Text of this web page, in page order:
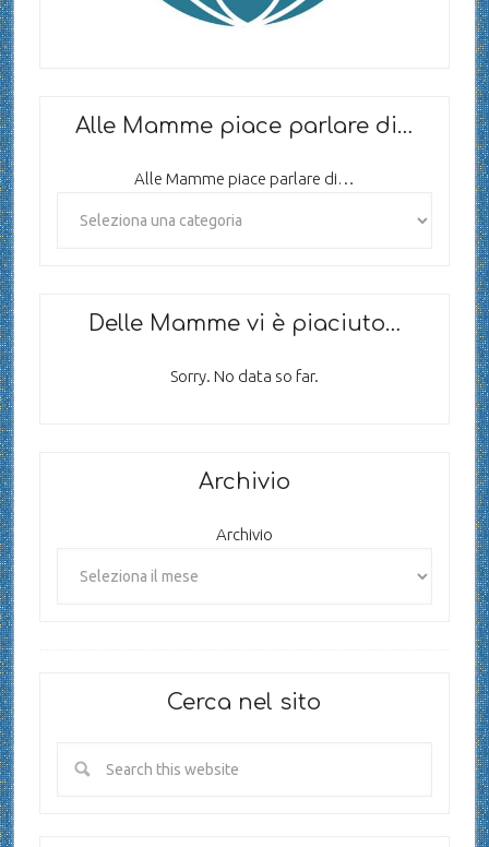
Alle Mamme piace parlare di…
Alle Mamme piace parlare di…
Delle Mamme vi è piaciuto…
Sorry. No data so far.
Archivio
Archivio
Cerca nel sito